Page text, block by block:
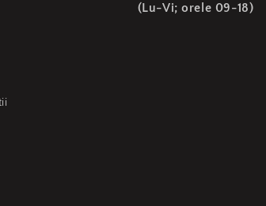
(Lu-Vi; orele 09-18)